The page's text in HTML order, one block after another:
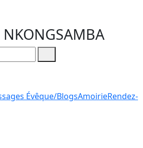
NKONGSAMBA
Évêque/BlogsAmoirieRendez-